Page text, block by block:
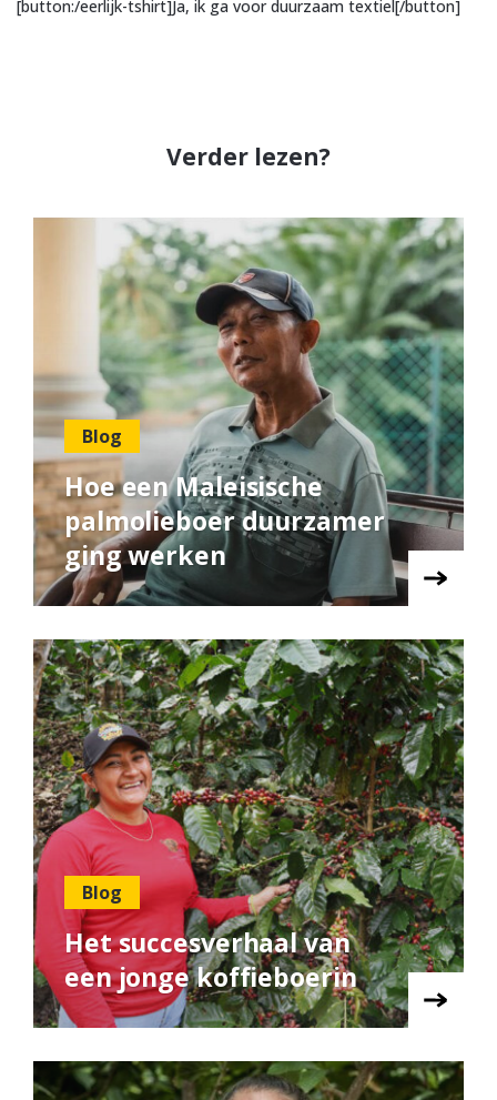
[button:/eerlijk-tshirt]Ja, ik ga voor duurzaam textiel[/button]
Verder lezen?
Blog
Hoe een Maleisische
palmolieboer duurzamer
ging werken
Blog
Het succesverhaal van
een jonge koffieboerin